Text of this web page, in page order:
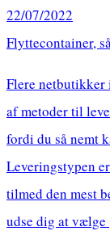
22/07/2022
Flyttecontainer,
Flere
af metoder til
fordi du så nemt
Leveringstypen
tilmed den mest
udse dig at